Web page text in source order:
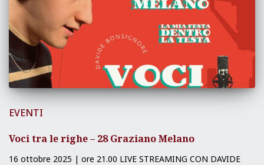
EVENTI
Voci tra le righe – 28 Graziano Melano
16 ottobre 2025 | ore 21.00 LIVE STREAMING CON DAVIDE